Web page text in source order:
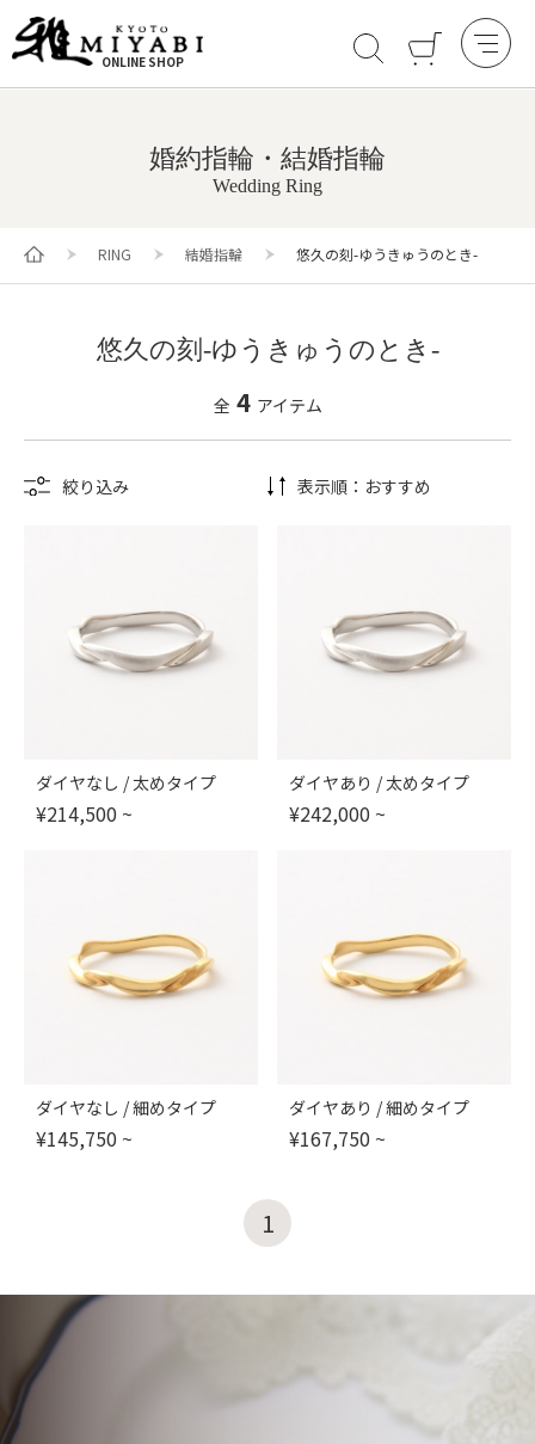
ONLINE SHOP
婚約指輪・結婚指輪
Wedding Ring
RING 結婚指輪 悠久の刻-ゆうきゅうのとき-
悠久の刻-ゆうきゅうのとき-
全 4 アイテム
絞り込み 表示順： おすすめ
ダイヤなし / 太めタイプ
¥214,500 ~
ダイヤあり / 太めタイプ
¥242,000 ~
ダイヤなし / 細めタイプ
¥145,750 ~
ダイヤあり / 細めタイプ
¥167,750 ~
1